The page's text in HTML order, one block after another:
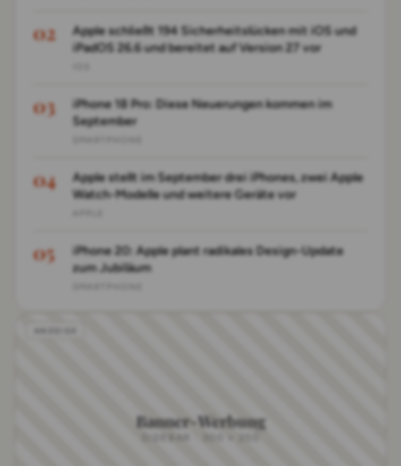
Apple schließt 194 Sicherheitslücken mit iOS und
iPadOS 26.6 und bereitet auf Version 27 vor
iPhone 18 Pro: Diese Neuerungen kommen im
September
Apple stellt im September drei iPhones, zwei Apple
Watch-Modelle und weitere Geräte vor
iPhone 20: Apple plant radikales Design-Update
zum Jubiläum
Banner-Werbung